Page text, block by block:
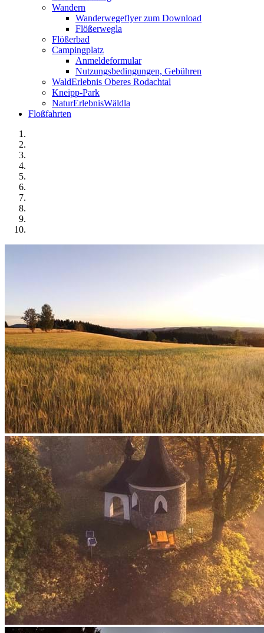
Wandern
Wanderwegeflyer zum Download
Flößerwegla
Flößerbad
Campingplatz
Anmeldeformular
Nutzungsbedingungen, Gebühren
WaldErlebnis Oberes Rodachtal
Kneipp-Park
NaturErlebnisWäldla
Floßfahrten